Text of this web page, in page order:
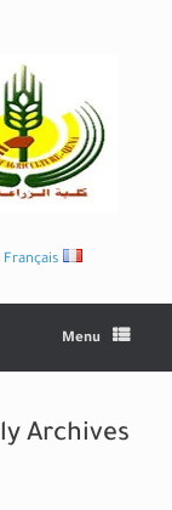
Français
Menu
Archives: